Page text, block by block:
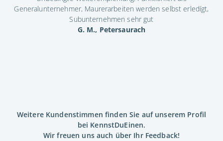
Generalunternehmer, Maurerarbeiten werden selbst erledígt,
Subunternehmen sehr gut
G. M., Petersaurach
Weitere Kundenstimmen finden Sie auf unserem Profil
bei KennstDuEinen.
Wir freuen uns auch über Ihr Feedback!